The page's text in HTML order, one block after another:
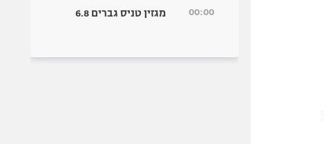
00:00 מגזין טניס גברים 6.8